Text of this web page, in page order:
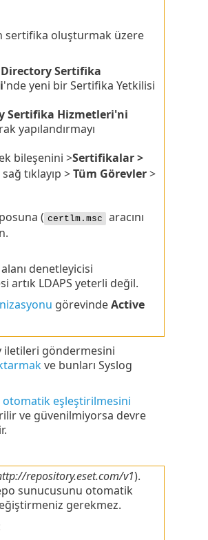
sertifika oluşturmak üzere
Sertifika
'nde yeni bir Sertifika Yetkilisi
Sertifika Hizmetleri'ni
yapılandırmayı
bileşenini >Sertifikalar >
tıklayıp >Tüm Görevler>
( certlm.msc aracını
denetleyicisi
artık LDAPS yeterli değil.
görevindeActive
iletileri göndermesini
ve bunları Syslog
otomatik eşleştirilmesini
ve güvenilmiyorsa devre
repository.eset.com/v1).
sunucusunu otomatik
gerekmez.